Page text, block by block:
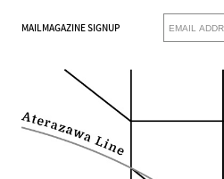
MAILMAGAZINE SIGNUP